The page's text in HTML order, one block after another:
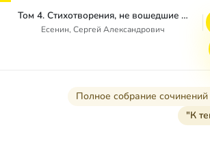
Том 4. Стихотворения, не вошедшие в Собрание сочинений
Есенин, Сергей Александрович
Полное собрание
"К